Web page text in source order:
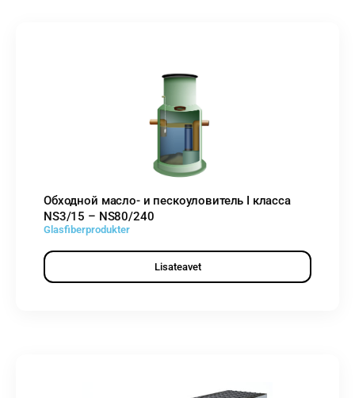
Обходной масло- и пескоуловитель I класса
NS3/15 – NS80/240
Glasfiberprodukter
Lisateavet